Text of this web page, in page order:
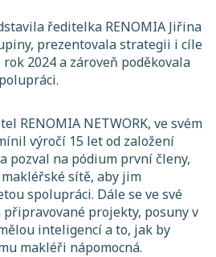
ředitelka RENOMIA Jiřina
prezentovala strategii i cíle
rok 2024 a zároveň poděkovala
RENOMIA NETWORK, ve svém
výročí 15 let od založení
pozval na pódium první členy,
sítě, aby jim
spolupráci. Dále se ve své
projekty, posuny v
inteligencí a to, jak by
makléři nápomocná.